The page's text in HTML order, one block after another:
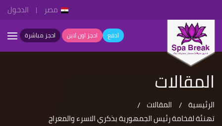
مصر الدخول
احجز مباشرة احجز اون لاين ادفع
المقالات
الرئيسية
المقالات
تهنئة لفخامة رئيس الجمهورية بذكري الاسرء والمعراج